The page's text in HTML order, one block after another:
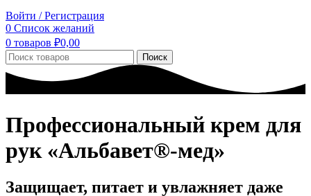
Войти / Регистрация
0 Список желаний
0 товаров ₽0,00
Поиск
Профессиональный крем для
рук «Альбавет®-мед»
Защищает, питает и увлажняет даже